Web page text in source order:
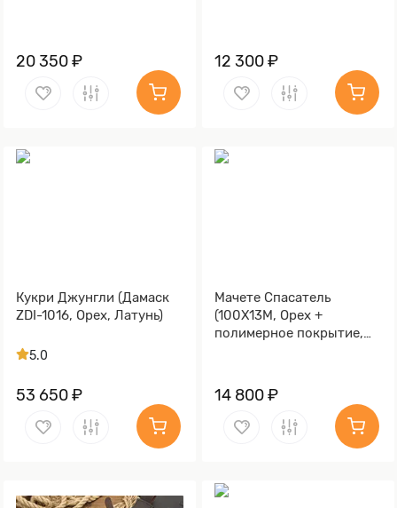
20 350 ₽ 12 300 ₽
Кукри Джунгли (Дамаск
ZDI-1016, Орех, Латунь)
5.0
53 650 ₽
Мачете Спасатель
(100Х13М, Орех +
полимерное покрытие,
14 800 ₽